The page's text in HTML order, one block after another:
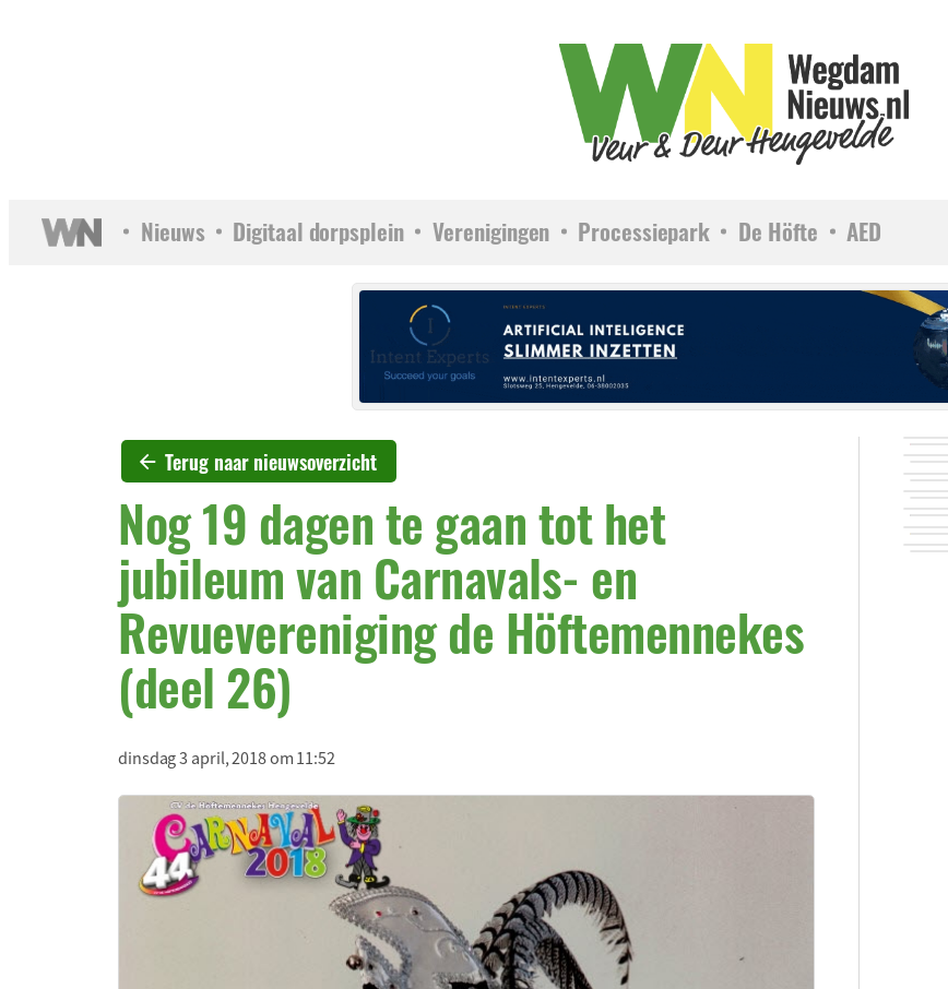
Nieuws Digitaal dorpsplein Verenigingen Processiepark De Höfte AED
Terug naar nieuwsoverzicht
Nog 19 dagen te gaan tot het
jubileum van Carnavals- en
Revuevereniging de Höftemennekes
(deel 26)
dinsdag 3 april, 2018 om 11:52